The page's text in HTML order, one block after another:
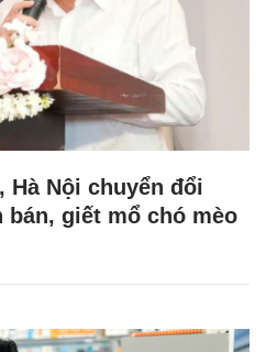
Hà Nội chuyển đổi
bán, giết mổ chó mèo